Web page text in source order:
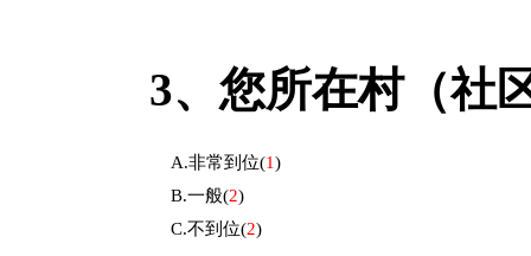
3、 您所在村（社
A.非常到位(1)
B.一般(2)
C.不到位(2)